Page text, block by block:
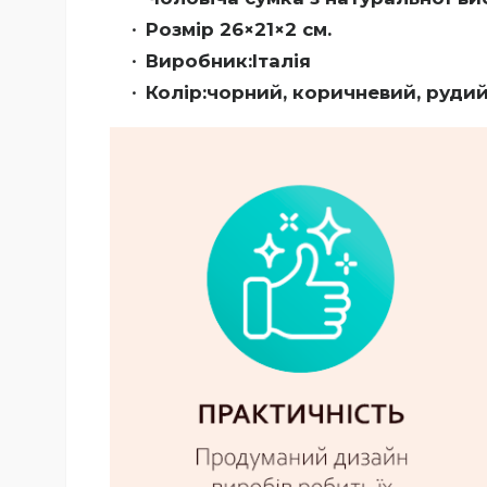
Розмір 26×21×2 см.
Виробник:Італія
Колір:чорний, коричневий,